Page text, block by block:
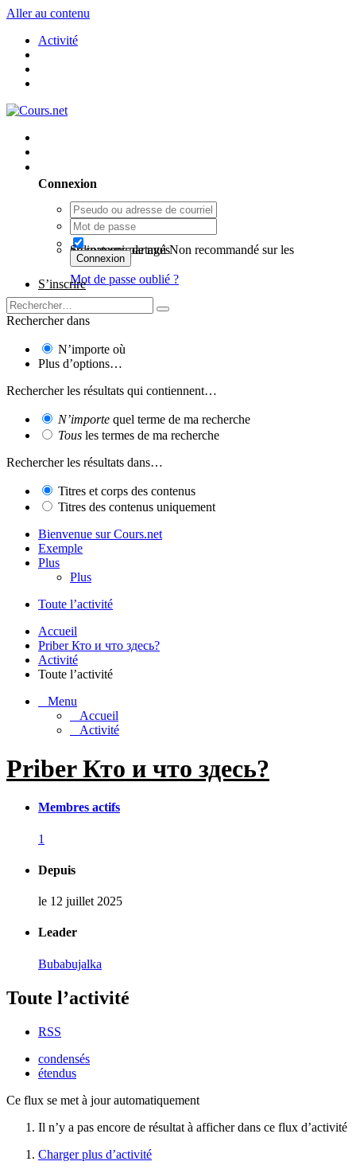
Aller au contenu
Activité
Connexion
Se souvenir de moi
Non recommandé sur les ordinateurs partagés
Connexion
Mot de passe oublié ?
S’inscrire
Rechercher dans
N’importe où
Plus d’options…
Rechercher les résultats qui contiennent…
N’importe quel terme de ma recherche
Tous les termes de ma recherche
Rechercher les résultats dans…
Titres et corps des contenus
Titres des contenus uniquement
Bienvenue sur Cours.net
Exemple
Plus
Plus
Toute l’activité
Accueil
Priber Кто и что здесь?
Activité
Toute l’activité
Menu
Accueil
Activité
Priber Кто и что здесь?
Membres actifs
1
Depuis
le 12 juillet 2025
Leader
Bubabujalka
Toute l’activité
RSS
condensés
étendus
Ce flux se met à jour automatiquement
Il n’y a pas encore de résultat à afficher dans ce flux d’activité
Charger plus d’activité